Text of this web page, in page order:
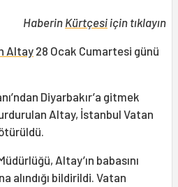
Haberin Kürtçesiiçin tıklayın
Altay 28 Ocak Cumartesi günü
Diyarbakır’a gitmek
Altay, İstanbul Vatan
Altay’ın babasını
alındığı bildirildi. Vatan